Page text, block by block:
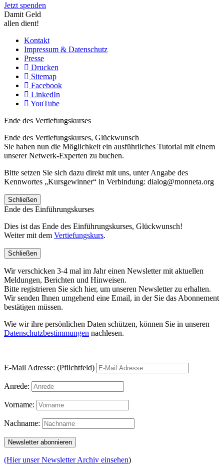
Jetzt spenden
Damit Geld
allen dient!
Kontakt
Impressum & Datenschutz
Presse
Drucken
Sitemap
Facebook
LinkedIn
YouTube
Ende des Vertiefungskurses
Ende des Vertiefungskurses, Glückwunsch
Sie haben nun die Möglichkeit ein ausführliches Tutorial mit einem
unserer Netwerk-Experten zu buchen.
Bitte setzen Sie sich dazu direkt mit uns, unter Angabe des
Kennwortes „Kursgewinner“ in Verbindung: dialog@monneta.org
Schließen
Ende des Einführungskurses
Dies ist das Ende des Einführungskurses, Glückwunsch!
Weiter mit dem Vertiefungskurs.
Schließen
Wir verschicken 3-4 mal im Jahr einen Newsletter mit aktuellen
Meldungen, Berichten und Hinweisen.
Bitte registrieren Sie sich hier, um unseren Newsletter zu erhalten.
Wir senden Ihnen umgehend eine Email, in der Sie das Abonnement
bestätigen müssen.
Wie wir ihre persönlichen Daten schützen, können Sie in unseren
Datenschutzbestimmungen nachlesen.
E-Mail Adresse: (Pflichtfeld)
Anrede:
Vorname:
Nachname:
(Hier unser Newsletter Archiv einsehen)